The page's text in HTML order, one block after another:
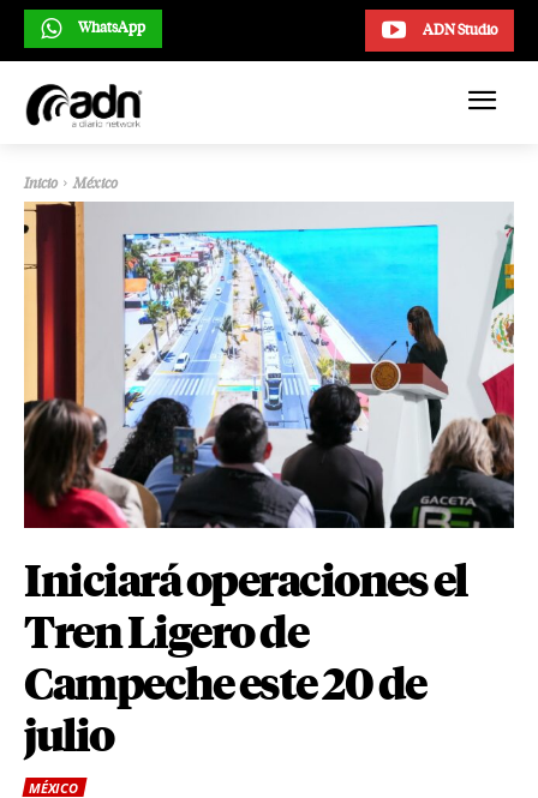
ADN Studio
WhatsApp
Inicio México
Iniciará operaciones el
Tren Ligero de
Campeche este 20 de
julio
MÉXICO